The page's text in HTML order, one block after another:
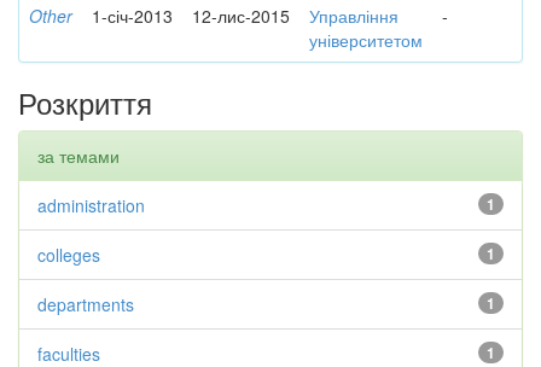
Other 1-січ-2013 12-лис-2015
Управління
університетом
-
Розкриття
за темами
1
administration
1
colleges
1
departments
1
faculties